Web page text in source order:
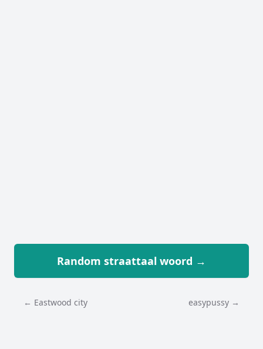
Random straattaal woord →
← Eastwood city easypussy →